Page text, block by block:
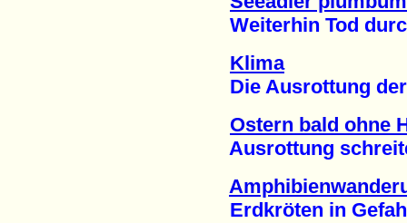
Weiterhin Tod
Klima
Die Ausrottung der
Ostern bald ohne
Ausrottung
Erdkröten in